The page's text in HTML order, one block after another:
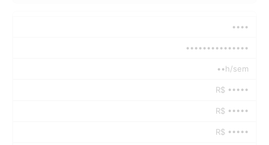
••••
•••••••••••••••
••h/sem
R$ •••••
R$ •••••
R$ •••••